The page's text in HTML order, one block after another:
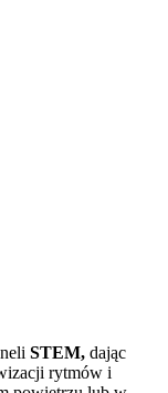
STEM, dając
rytmów i